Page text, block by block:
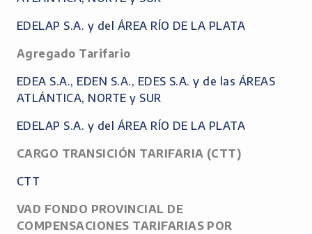
EDELAP S.A. y del ÁREA RÍO DE LA PLATA
Agregado Tarifario
EDEA S.A., EDEN S.A., EDES S.A. y de las ÁREAS
ATLÁNTICA, NORTE y SUR
EDELAP S.A. y del ÁREA RÍO DE LA PLATA
CARGO TRANSICIÓN TARIFARIA (CTT)
CTT
VAD FONDO PROVINCIAL DE
COMPENSACIONES TARIFARIAS POR